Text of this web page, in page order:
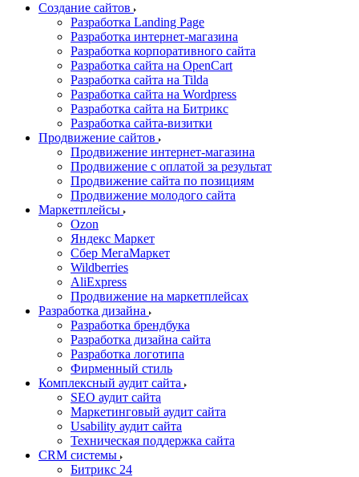
Создание сайтов
Разработка Landing Page
Разработка интернет-магазина
Разработка корпоративного сайта
Разработка сайта на OpenCart
Разработка сайта на Tilda
Разработка сайта на Wordpress
Разработка сайта на Битрикс
Разработка сайта-визитки
Продвижение сайтов
Продвижение интернет-магазина
Продвижение с оплатой за результат
Продвижение сайта по позициям
Продвижение молодого сайта
Маркетплейсы
Ozon
Яндекс Маркет
Сбер МегаМаркет
Wildberries
AliExpress
Продвижение на маркетплейсах
Разработка дизайна
Разработка брендбука
Разработка дизайна сайта
Разработка логотипа
Фирменный стиль
Комплексный аудит сайта
SEO аудит сайта
Маркетинговый аудит сайта
Usability аудит сайта
Техническая поддержка сайта
CRM системы
Битрикс 24